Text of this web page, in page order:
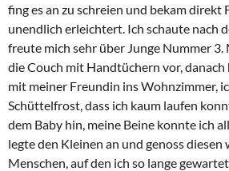
fing es an zu schreien und bekam direkt
unendlich erleichtert. Ich schaute nach
freute mich sehr über Junge Nummer
die Couch mit Handtüchern vor, danach
mit meiner Freundin ins Wohnzimmer,
Schüttelfrost, dass ich kaum laufen
dem Baby hin, meine Beine konnte ich
legte den Kleinen an und genoss
Menschen, auf den ich so lange